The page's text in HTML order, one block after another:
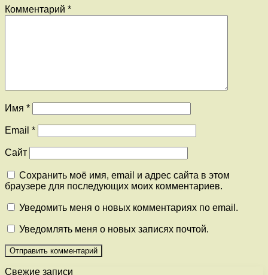
Комментарий *
Имя *
Email *
Сайт
Сохранить моё имя, email и адрес сайта в этом
браузере для последующих моих комментариев.
Уведомить меня о новых комментариях по email.
Уведомлять меня о новых записях почтой.
Свежие записи